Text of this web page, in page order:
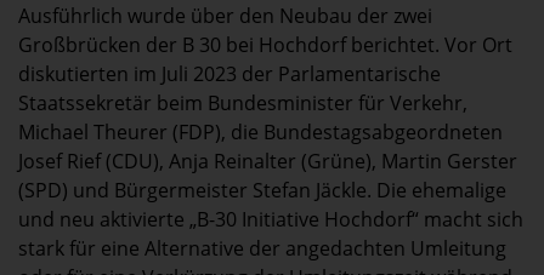
Ausführlich wurde über den Neubau der zwei
Großbrücken der B 30 bei Hochdorf berichtet. Vor Ort
diskutierten im Juli 2023 der Parlamentarische
Staatssekretär beim Bundesminister für Verkehr,
Michael Theurer (FDP), die Bundestagsabgeordneten
Josef Rief (CDU), Anja Reinalter (Grüne), Martin Gerster
(SPD) und Bürgermeister Stefan Jäckle. Die ehemalige
und neu aktivierte „B-30 Initiative Hochdorf“ macht sich
stark für eine Alternative der angedachten Umleitung